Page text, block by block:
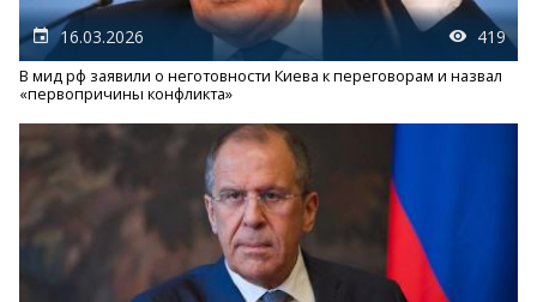
16.03.2026 419
В мид рф заявили о неготовности Киева к переговорам и назвал
«первопричины конфликта»